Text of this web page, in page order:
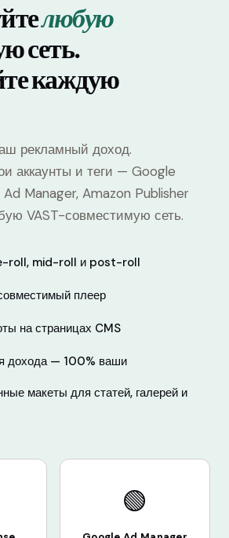
любую
сеть.
каждую
рекламный доход.
аккаунты и теги — Google
Manager, Amazon Publisher
VAST-совместимую сеть.
roll, mid-roll и post-roll
плеер
на страницах CMS
дохода — 100% ваши
макеты для статей, галерей и
🟢